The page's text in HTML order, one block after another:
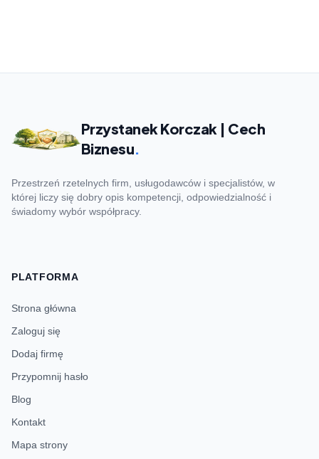
Przystanek Korczak | Cech
Biznesu.
Przestrzeń rzetelnych firm, usługodawców i specjalistów, w
której liczy się dobry opis kompetencji, odpowiedzialność i
świadomy wybór współpracy.
PLATFORMA
Strona główna
Zaloguj się
Dodaj firmę
Przypomnij hasło
Blog
Kontakt
Mapa strony